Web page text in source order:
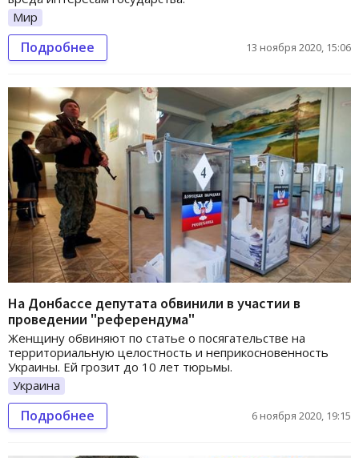
Мир
Подробнее 13 ноября 2020, 15:06
На Донбассе депутата обвинили в участии в
проведении "референдума"
Женщину обвиняют по статье о посягательстве на
территориальную целостность и неприкосновенность
Украины. Ей грозит до 10 лет тюрьмы.
Украина
Подробнее 6 ноября 2020, 19:15